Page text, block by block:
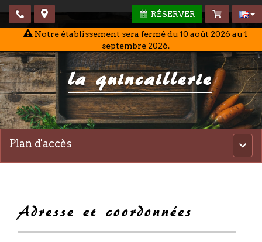
RÉSERVER
Notre établissement sera fermé du 10 août 2026 au 1
septembre 2026.
la quincaillerie
Plan d'accès
Adresse et coordonnées